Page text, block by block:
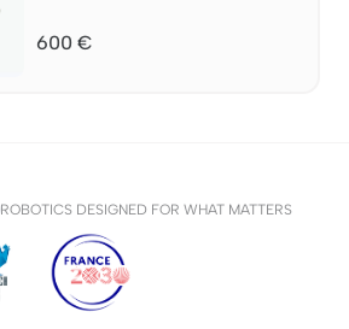
600€
ROBOTICS DESIGNED FOR WHAT MATTERS